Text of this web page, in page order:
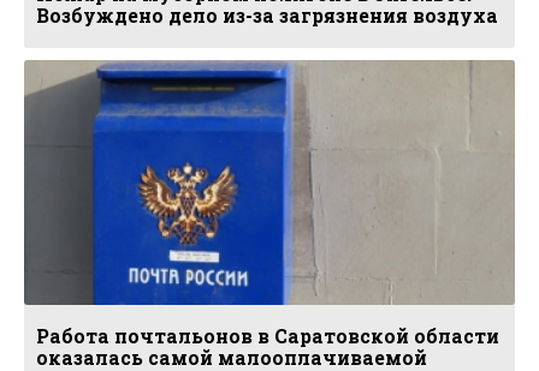
Возбуждено дело из-за загрязнения воздуха
Работа почтальонов в Саратовской области
оказалась самой малооплачиваемой